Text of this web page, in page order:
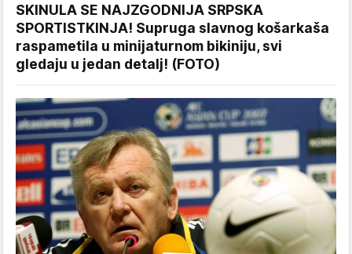
SKINULA SE NAJZGODNIJA SRPSKA
SPORTISTKINJA! Supruga slavnog košarkaša
raspametila u minijaturnom bikiniju, svi
gledaju u jedan detalj! (FOTO)